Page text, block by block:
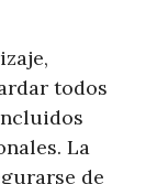
todos
La
de